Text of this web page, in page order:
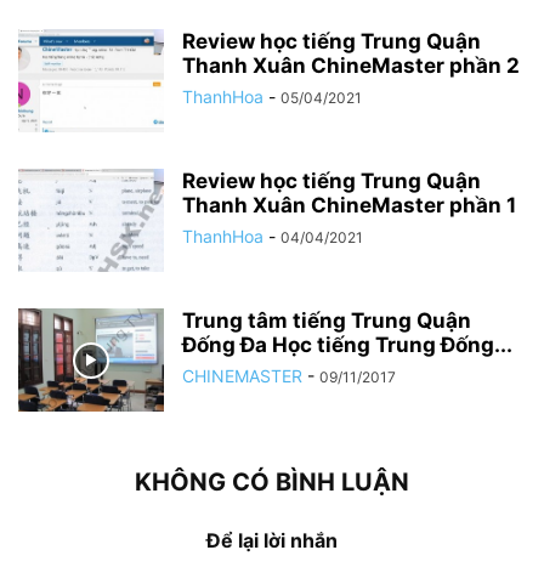
Review học tiếng Trung Quận
Thanh Xuân ChineMaster phần 2
ThanhHoa - 05/04/2021
Review học tiếng Trung Quận
Thanh Xuân ChineMaster phần 1
ThanhHoa - 04/04/2021
Trung tâm tiếng Trung Quận
Đống Đa Học tiếng Trung Đống...
CHINEMASTER - 09/11/2017
KHÔNG CÓ BÌNH LUẬN
Để lại lời nhắn